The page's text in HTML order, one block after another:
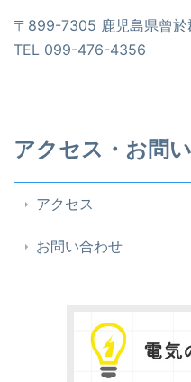
〒899-7305 鹿児島県曾於
TEL 099-476-4356
アクセス・お問
アクセス
お問い合わせ